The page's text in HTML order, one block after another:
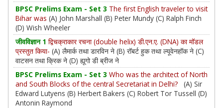
BPSC Prelims Exam - Set 3 The first English traveler to visit
Bihar was (A) John Marshall (B) Peter Mundy (C) Ralph Finch
(D) Wish Wheeler
जीवविज्ञान 1 द्विचक्राकार रचना (double helix) डी.एन.ए. (DNA) का मॉडल
प्रस्तुत किया- (A) लैमार्क तथा डारविन ने (B) रॉबर्ट हुक तथा ल्यूवेनहॉक ने (C)
वाटसन तथा क्रिक ने (D) ह्यूगो डी ब्रीज ने
BPSC Prelims Exam - Set 3 Who was the architect of North
and South Blocks of the central Secretariat in Delhi? (A) Sir
Edward Lutyens (B) Herbert Bakers (C) Robert Tor Tussell (D)
Antonin Raymond